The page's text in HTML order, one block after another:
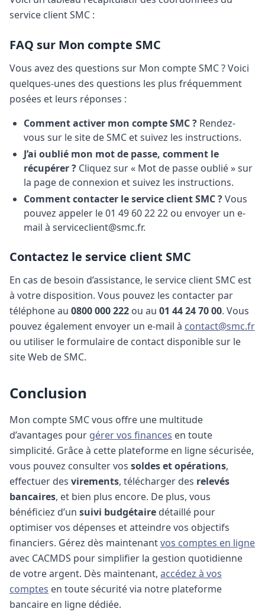
service client SMC :
FAQ sur Mon compte SMC
Vous avez des questions sur Mon compte SMC ? Voici
quelques-unes des questions les plus fréquemment
posées et leurs réponses :
Comment activer mon compte SMC ? Rendez-
vous sur le site de SMC et suivez les instructions.
J’ai oublié mon mot de passe, comment le
récupérer ? Cliquez sur « Mot de passe oublié » sur
la page de connexion et suivez les instructions.
Comment contacter le service client SMC ?Vous
pouvez appeler le 01 49 60 22 22 ou envoyer un e-
mail à serviceclient@smc.fr.
Contactez le service client SMC
En cas de besoin d’assistance, le service client SMC est
à votre disposition. Vous pouvez les contacter par
téléphone au 0800 000 222 ou au 01 44 24 70 00. Vous
pouvez également envoyer un e-mail à contact@smc.fr
ou utiliser le formulaire de contact disponible sur le
site Web de SMC.
Conclusion
Mon compte SMC vous offre une multitude
d’avantages pour gérer vos finances en toute
simplicité. Grâce à cette plateforme en ligne sécurisée,
vous pouvez consulter vos soldes et opérations,
effectuer des virements, télécharger des relevés
bancaires, et bien plus encore. De plus, vous
bénéficiez d’un suivi budgétaire détaillé pour
optimiser vos dépenses et atteindre vos objectifs
financiers. Gérez dès maintenantvos comptes en ligne
avec CACMDS pour simplifier la gestion quotidienne
de votre argent. Dès maintenant, accédez à vos
comptes en toute sécurité via notre plateforme
bancaire en ligne dédiée.